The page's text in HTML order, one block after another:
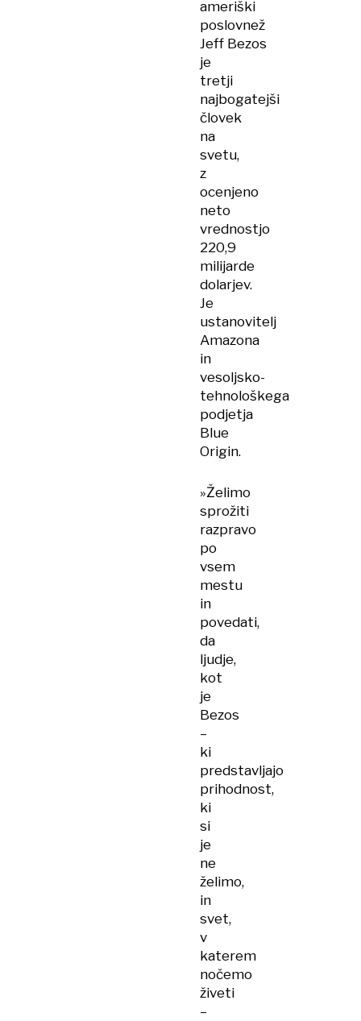
Splitu
ameriški
poslovnež
Jeff Bezos
je
tretji
najbogatejši
človek
na
svetu,
z
ocenjeno
neto
vrednostjo
220,9
milijarde
dolarjev.
Je
ustanovitelj
Amazona
in
vesoljsko-
tehnološkega
podjetja
Blue
Origin.
»Želimo
sprožiti
razpravo
po
vsem
mestu
in
povedati,
da
ljudje,
kot
je
Bezos
–
ki
predstavljajo
prihodnost,
ki
si
je
ne
želimo,
in
svet,
v
katerem
nočemo
živeti
–